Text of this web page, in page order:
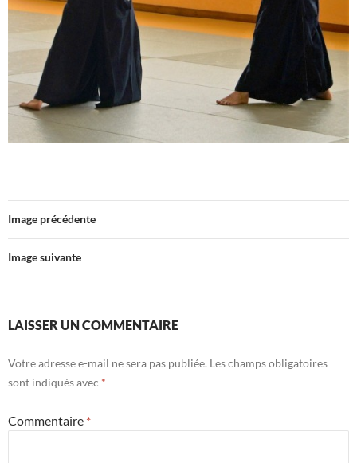
Image précédente
Image suivante
LAISSER UN COMMENTAIRE
Votre adresse e-mail ne sera pas publiée. Les champs obligatoires
sont indiqués avec *
Commentaire *